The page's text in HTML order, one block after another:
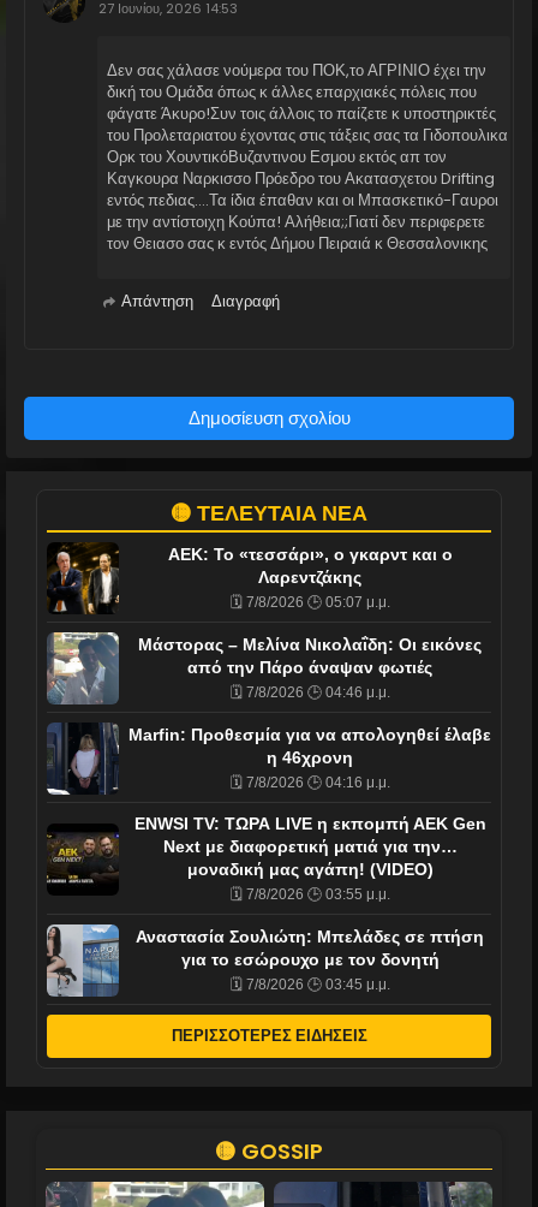
27 Ιουνίου, 2026 14:53
Δεν σας χάλασε νούμερα του ΠΟΚ,το ΑΓΡΙΝΙΟ έχει την
δική του Ομάδα όπως κ άλλες επαρχιακές πόλεις που
φάγατε Άκυρο!Συν τοις άλλοις το παίζετε κ υποστηρικτές
του Προλεταριατου έχοντας στις τάξεις σας τα Γιδοπουλικα
Ορκ του ΧουντικόΒυζαντινου Εσμου εκτός απ τον
Καγκουρα Ναρκισσο Πρόεδρο του Ακατασχετου Drifting
εντός πεδιας....Τα ίδια έπαθαν και οι Μπασκετικό-Γαυροι
με την αντίστοιχη Κούπα! Αλήθεια;;Γιατί δεν περιφερετε
τον Θειασο σας κ εντός Δήμου Πειραιά κ Θεσσαλονικης
Απάντηση Διαγραφή
Δημοσίευση σχολίου
🟡 ΤΕΛΕΥΤΑΙΑ ΝΕΑ
ΑΕΚ: Το «τεσσάρι», ο γκαρντ και ο
Λαρεντζάκης
🗓️ 7/8/2026 🕒 05:07 μ.μ.
Μάστορας – Μελίνα Νικολαΐδη: Οι εικόνες
από την Πάρο άναψαν φωτιές
🗓️ 7/8/2026 🕒 04:46 μ.μ.
Marfin: Προθεσμία για να απολογηθεί έλαβε
η 46χρονη
🗓️ 7/8/2026 🕒 04:16 μ.μ.
ENWSI TV: ΤΩΡΑ LIVE η εκπομπή ΑΕΚ Gen
Next με διαφορετική ματιά για την…
μοναδική μας αγάπη! (VIDEO)
🗓️ 7/8/2026 🕒 03:55 μ.μ.
Αναστασία Σουλιώτη: Μπελάδες σε πτήση
για το εσώρουχο με τον δονητή
🗓️ 7/8/2026 🕒 03:45 μ.μ.
ΠΕΡΙΣΣΟΤΕΡΕΣ ΕΙΔΗΣΕΙΣ
🟡 GOSSIP